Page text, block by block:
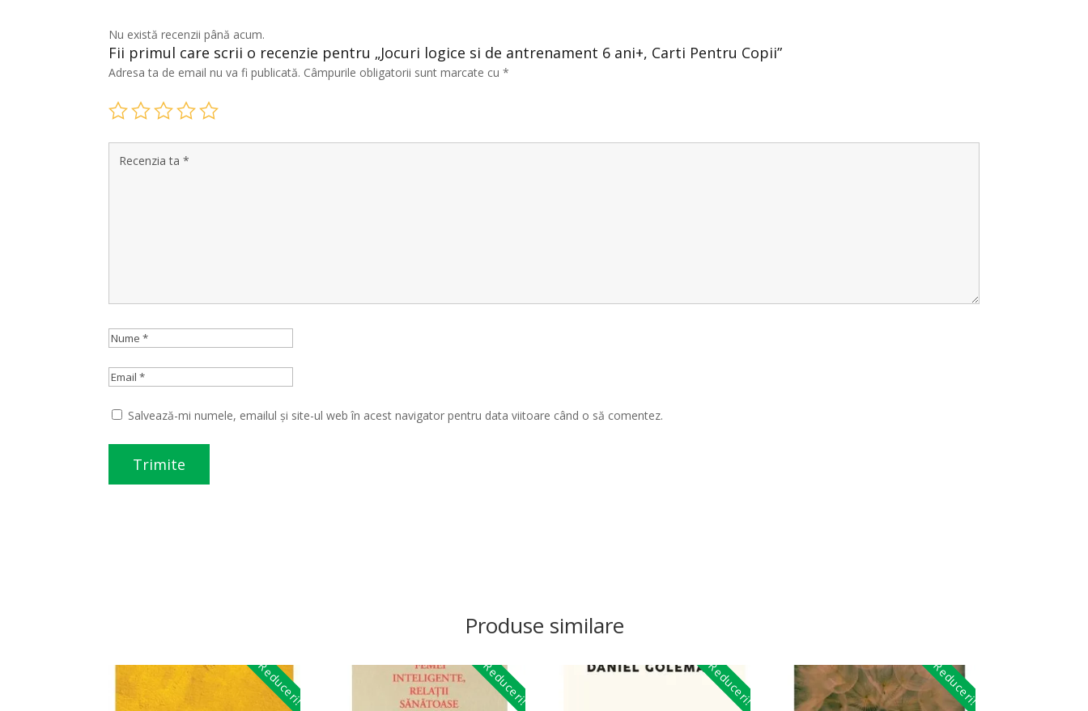
Nu există recenzii până acum.
Fii primul care scrii o recenzie pentru „Jocuri logice si de antrenament 6 ani+, Carti Pentru Copii”
Adresa ta de email nu va fi publicată. Câmpurile obligatorii sunt marcate cu*
Salvează-mi numele, emailul și site-ul web în acest navigator pentru data viitoare când o să comentez.
Produse similare
Reduceri! Reduceri! Reduceri! Reduceri!